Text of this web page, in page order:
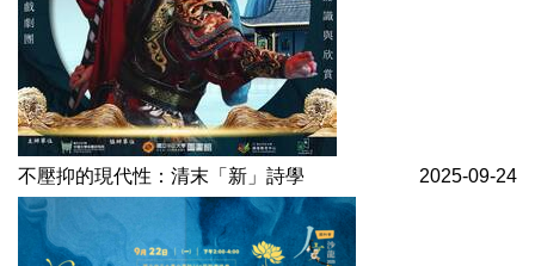
不壓抑的現代性：清末「新」詩學 2025-09-24